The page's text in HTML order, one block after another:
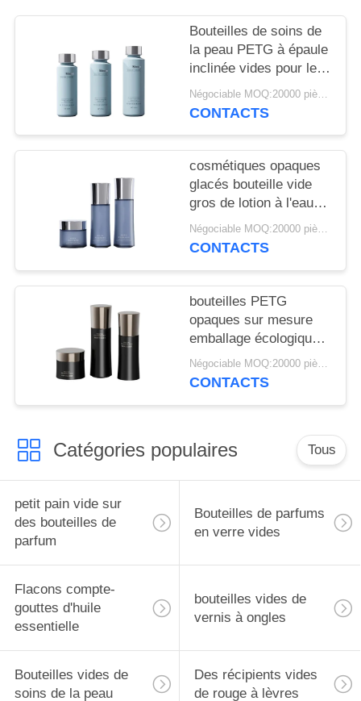
DEMANDEZ
DEVIS
PRIVACY
Bouteilles de soins de
la peau PETG à épaule
inclinée vides pour les
marques haut de
gamme avec
20 000 MOQ
Négociable MOQ:20000 pièces
CONTACTS
cosmétiques opaques
glacés bouteille vide
gros de lotion à l'eau
crème de taille dédiée
bouteille 20 dents
Négociable MOQ:20000 pièces
CONTACTS
bouteilles PETG
opaques sur mesure
emballage écologique
de crème
Négociable MOQ:20000 pièces
CONTACTS
Catégories populaires Tous
petit pain vide sur
des bouteilles de
parfum
Bouteilles de parfums
en verre vides
Flacons compte-
gouttes d'huile
essentielle
bouteilles vides de
vernis à ongles
Bouteilles vides de
soins de la peau
Des récipients vides
de rouge à lèvres